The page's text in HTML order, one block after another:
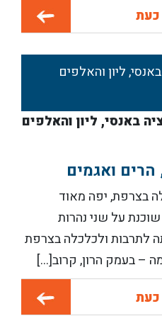
ליון והאלפים
בצרפת, יפה מאוד
על שני נהרות
לתרבות ולכלכלה בצרפת
– בעמק הרון, קרוב[...]